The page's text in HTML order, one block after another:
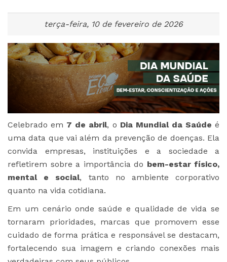
terça-feira, 10 de fevereiro de 2026
Celebrado em 7 de abril, o Dia Mundial da Saúde é
uma data que vai além da prevenção de doenças. Ela
convida empresas, instituições e a sociedade a
refletirem sobre a importância do bem-estar físico,
mental e social, tanto no ambiente corporativo
quanto na vida cotidiana.
Em um cenário onde saúde e qualidade de vida se
tornaram prioridades, marcas que promovem esse
cuidado de forma prática e responsável se destacam,
fortalecendo sua imagem e criando conexões mais